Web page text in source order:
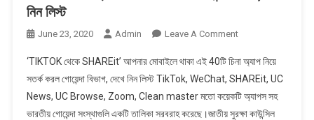
নিন লিস্ট
June 23, 2020 Admin Leave A CommentOn
থেকে
SHAREit’
আপনার
মোবাইলে
‘TIKTOK থেকে SHAREit’ আপনার মোবাইলে থাকা এই 40টি চিনা অ্যাপ নিয়ে
সতর্ক করল গোয়েন্দা বিভাগ, দেখে নিন লিস্ট TikTok, WeChat, SHAREit, UC
News, UC Browse, Zoom, Clean master মতো কয়েকটি অ্যাপস সহ
ভারতীয় গোয়েন্দা সংস্থাগুলি একটি তালিকা সরবরাহ করেছে।জাতীয় সুরক্ষা কাউন্সিল